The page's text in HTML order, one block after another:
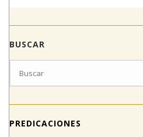
BUSCAR
PREDICACIONES